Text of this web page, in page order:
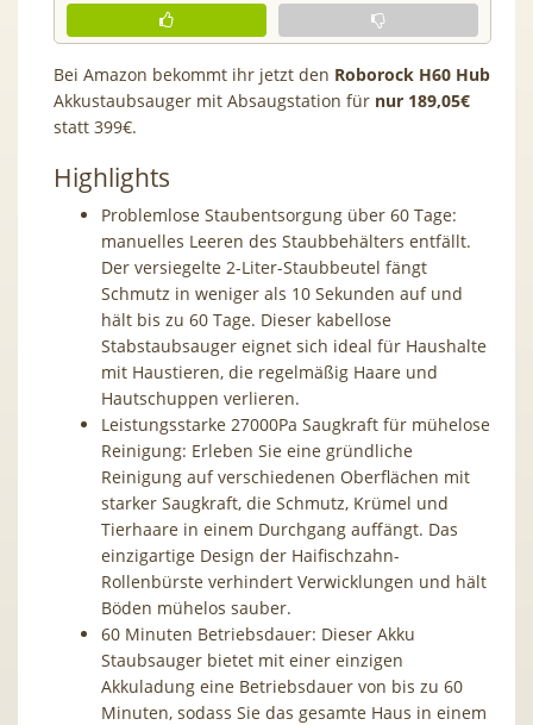
Bei Amazon bekommt ihr jetzt den Roborock H60 Hub
Akkustaubsauger mit Absaugstation für nur 189,05€
statt 399€.
Highlights
Problemlose Staubentsorgung über 60 Tage:
manuelles Leeren des Staubbehälters entfällt.
Der versiegelte 2-Liter-Staubbeutel fängt
Schmutz in weniger als 10 Sekunden auf und
hält bis zu 60 Tage. Dieser kabellose
Stabstaubsauger eignet sich ideal für Haushalte
mit Haustieren, die regelmäßig Haare und
Hautschuppen verlieren.
Leistungsstarke 27000Pa Saugkraft für mühelose
Reinigung: Erleben Sie eine gründliche
Reinigung auf verschiedenen Oberflächen mit
starker Saugkraft, die Schmutz, Krümel und
Tierhaare in einem Durchgang auffängt. Das
einzigartige Design der Haifischzahn-
Rollenbürste verhindert Verwicklungen und hält
Böden mühelos sauber.
60 Minuten Betriebsdauer: Dieser Akku
Staubsauger bietet mit einer einzigen
Akkuladung eine Betriebsdauer von bis zu 60
Minuten, sodass Sie das gesamte Haus in einem